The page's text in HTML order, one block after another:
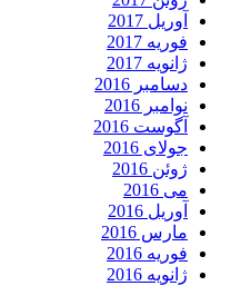
آوریل 2017
فوریه 2017
ژانویه 2017
دسامبر 2016
نوامبر 2016
آگوست 2016
جولای 2016
ژوئن 2016
می 2016
آوریل 2016
مارس 2016
فوریه 2016
ژانویه 2016